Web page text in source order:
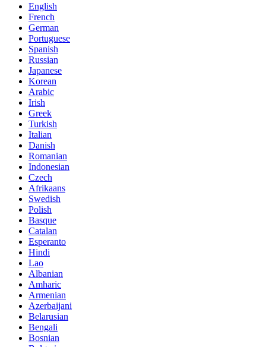
English
French
German
Portuguese
Spanish
Russian
Japanese
Korean
Arabic
Irish
Greek
Turkish
Italian
Danish
Romanian
Indonesian
Czech
Afrikaans
Swedish
Polish
Basque
Catalan
Esperanto
Hindi
Lao
Albanian
Amharic
Armenian
Azerbaijani
Belarusian
Bengali
Bosnian